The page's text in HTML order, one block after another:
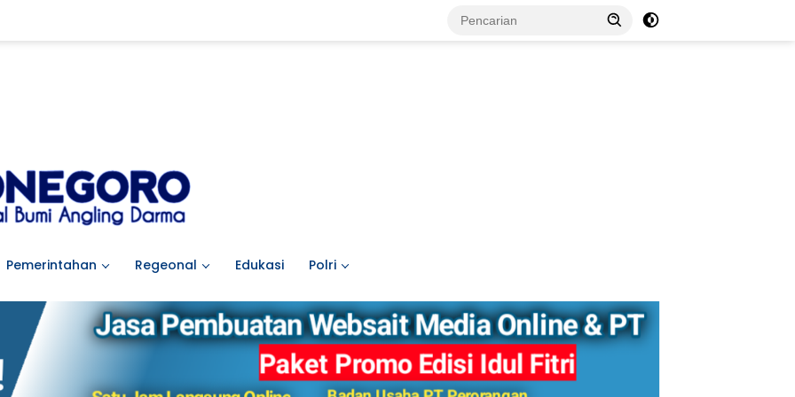
Pemerintahan Regeonal Edukasi Polri